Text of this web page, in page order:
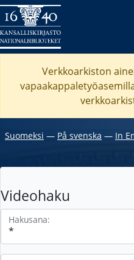
Verkkoarkiston
Suomeksi ― På svenska ― In
Videohaku
Hakusana: